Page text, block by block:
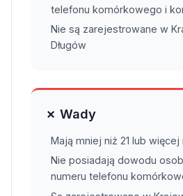
telefonu komórkowego i
Nie są zarejestrowane w
Długów
✗ Wady
Mają mniej niż 21 lub
Nie posiadają dowodu
numeru telefonu